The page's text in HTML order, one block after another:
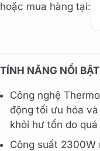
hoặc mua hàng tại:
TÍNH NĂNG NỔI BẬT
Công nghệ
động tối ưu hóa
khỏi hư tổn do quá
Công suất 2300W